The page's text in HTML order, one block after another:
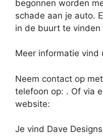
begonnen worden
schade aan je auto.
in de buurt te vinden
Meer informatie vind
Neem contact op
telefoon op: . Of via
website:
Je vind Dave